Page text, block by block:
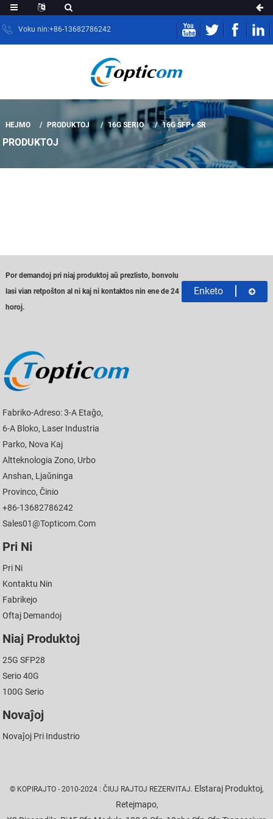
Voku nin:+86-13682786242
HEJMO PRODUKTOJ 16G SERIO 16G SFP+ SR
PRODUKTOJ
Por demandoj pri niaj produktoj aŭ prezlisto, bonvolu
lasi vian retpoŝton al ni kaj ni kontaktos nin ene de 24
horoj.
Enketo
Fabriko-Adreso: 3-A Etaĝo,
6-A Bloko, Laser Industria
Parko, Nova Kaj
Altteknologia Zono, Urbo
Anshan, Ljaŭninga
Provinco, Ĉinio
+86-13682786242
Sales01@topticom.com
Pri Ni
Pri Ni
Kontaktu Nin
Fabrikejo
Oftaj Demandoj
Niaj Produktoj
25G SFP28
Serio 40G
100G Serio
Novaĵoj
Novaĵoj Pri Industrio
© KOPIRAJTO - 2010-2024 : ĈIUJ RAJTOJ REZERVITAJ. Elstaraj Produktoj,
Retejmapo,